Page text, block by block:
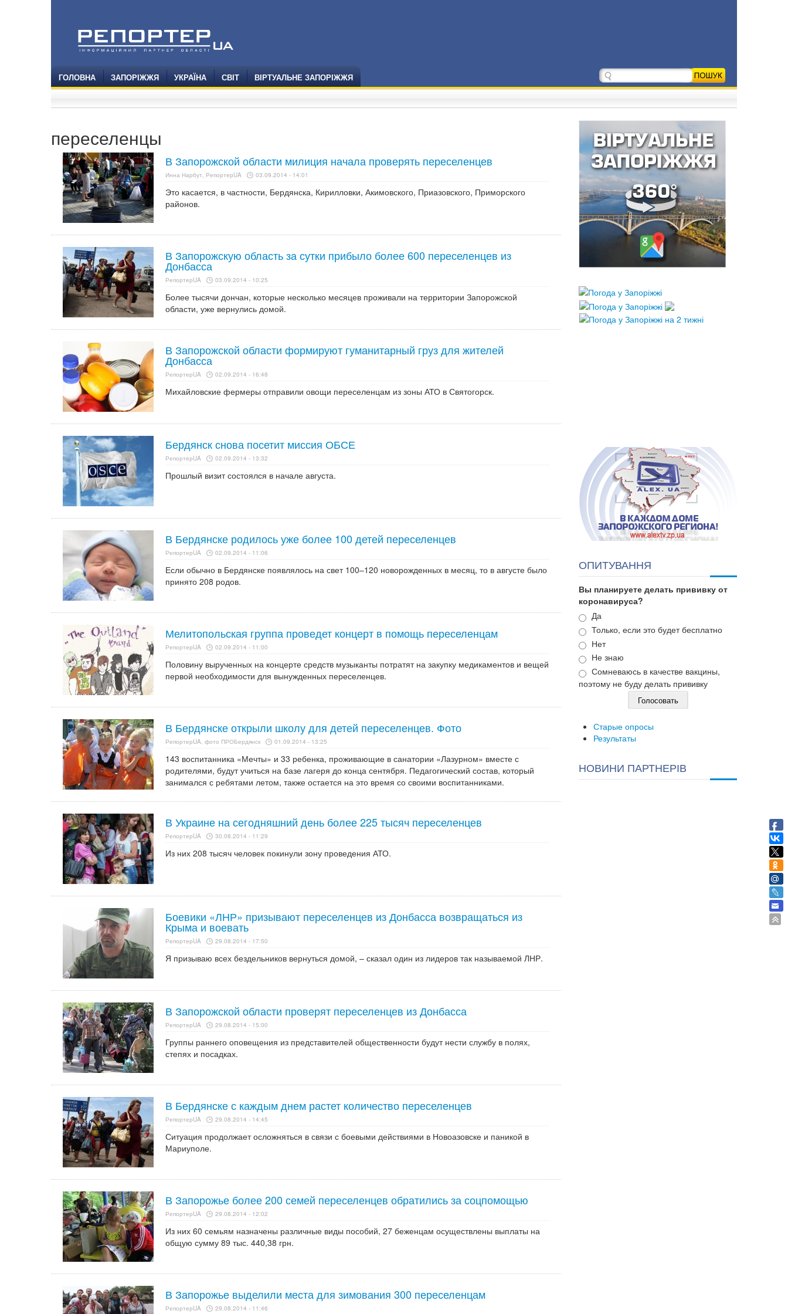
ГОЛОВНА ЗАПОРІЖЖЯ УКРАЇНА СВІТ ВІРТУАЛЬНЕ ЗАПОРІЖЖЯ
переселенцы
В Запорожской области милиция начала проверять переселенцев
Инна Нарбут, РепортерUA 03.09.2014 - 14:01
Это касается, в частности, Бердянска, Кирилловки, Акимовского, Приазовского, Приморского
районов.
В Запорожскую область за сутки прибыло более 600 переселенцев из
Донбасса
РепортерUA 03.09.2014 - 10:25
Более тысячи дончан, которые несколько месяцев проживали на территории Запорожской
области, уже вернулись домой.
В Запорожской области формируют гуманитарный груз для жителей
Донбасса
РепортерUA 02.09.2014 - 16:48
Михайловские фермеры отправили овощи переселенцам из зоны АТО в Святогорск.
Бердянск снова посетит миссия ОБСЕ
РепортерUA 02.09.2014 - 13:32
Прошлый визит состоялся в начале августа.
В Бердянске родилось уже более 100 детей переселенцев
РепортерUA 02.09.2014 - 11:06
Если обычно в Бердянске появлялось на свет 100–120 новорожденных в месяц, то в августе было
принято 208 родов.
Мелитопольская группа проведет концерт в помощь переселенцам
РепортерUA 02.09.2014 - 11:00
Половину вырученных на концерте средств музыканты потратят на закупку медикаментов и вещей
первой необходимости для вынужденных переселенцев.
В Бердянске открыли школу для детей переселенцев. Фото
РепортерUA, фото ПРОБердянск 01.09.2014 - 13:25
143 воспитанника «Мечты» и 33 ребенка, проживающие в санатории «Лазурном» вместе с
родителями, будут учиться на базе лагеря до конца сентября. Педагогический состав, который
занимался с ребятами летом, также остается на это время со своими воспитанниками.
В Украине на сегодняшний день более 225 тысяч переселенцев
РепортерUA 30.08.2014 - 11:29
Из них 208 тысяч человек покинули зону проведения АТО.
Боевики «ЛНР» призывают переселенцев из Донбасса возвращаться из
Крыма и воевать
РепортерUA 29.08.2014 - 17:50
Я призываю всех бездельников вернуться домой, – сказал один из лидеров так называемой ЛНР.
В Запорожской области проверят переселенцев из Донбасса
РепортерUA 29.08.2014 - 15:00
Группы раннего оповещения из представителей общественности будут нести службу в полях,
степях и посадках.
В Бердянске с каждым днем растет количество переселенцев
РепортерUA 29.08.2014 - 14:45
Ситуация продолжает осложняться в связи с боевыми действиями в Новоазовске и паникой в
Мариуполе.
В Запорожье более 200 семей переселенцев обратились за соцпомощью
РепортерUA 29.08.2014 - 12:02
Из них 60 семьям назначены различные виды пособий, 27 беженцам осуществлены выплаты на
общую сумму 89 тыс. 440,38 грн.
В Запорожье выделили места для зимования 300 переселенцам
РепортерUA 29.08.2014 - 11:46
ОПИТУВАННЯ
Вы планируете делать прививку от
коронавируса?
Варианты
Да
Только, если это будет бесплатно
Нет
Не знаю
Сомневаюсь в качестве вакцины,
поэтому не буду делать прививку
Старые опросы
Результаты
НОВИНИ ПАРТНЕРІВ